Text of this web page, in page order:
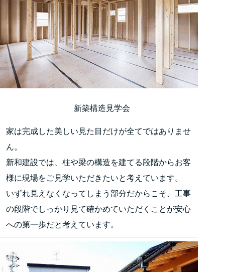
新築構造見学会
家は完成した美しい見た目だけが全てではありませ
ん。
新和建設では、柱や梁の構造を建てる段階からお客
様に現場をご見学いただきたいと考えています。
いずれ見えなくなってしまう部分だからこそ、工事
の段階でしっかり見て確かめていただくことが安心
への第一歩だと考えています。